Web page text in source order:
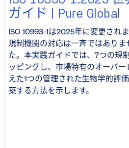
ガイド | Pure Global
ISO 10993-1は2025年に変更されま
規制機関の対応は一斉ではありま
た。本実践ガイドでは、7つの規
ッピングし、市場特有のオーバー
えた1つの管理された生物学的評
築する方法を示します。